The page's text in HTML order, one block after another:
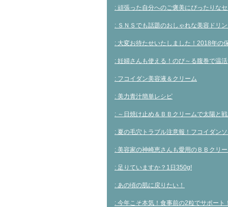
: 頑張った自分へのご褒美にぴったりな
: ＳＮＳでも話題のおしゃれな美容ドリ
: 大変お待たせいたしました！2018年の
: 妊婦さんも使える！のび～る腹巻で温
: フコイダン美容液＆クリーム
: 美力青汁簡単レシピ
: ～日焼け止め＆ＢＢクリームで太陽と
: 夏の毛穴トラブル注意報！フコイダン
: 美容家の神崎恵さんも愛用のＢＢクリ
: 足りていますか？1日350g!
: あの頃の肌に戻りたい！
: 今年こそ本気！食事前の2粒でサポート